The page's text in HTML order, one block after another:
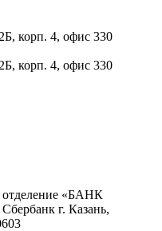
корп. 4, офис 330
корп. 4, офис 330
отделение «БАНК
г. Казань,